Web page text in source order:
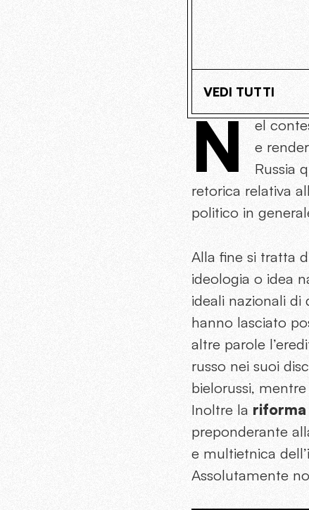
VEDI TUTTI
N
el
e
Russia
retorica relativa
politico in
Alla fine si tratta
ideologia o idea
ideali nazionali di
hanno lasciato
altre parole
russo nei suoi
bielorussi,
Inoltre la
preponderante
e multietnica
Assolutamente